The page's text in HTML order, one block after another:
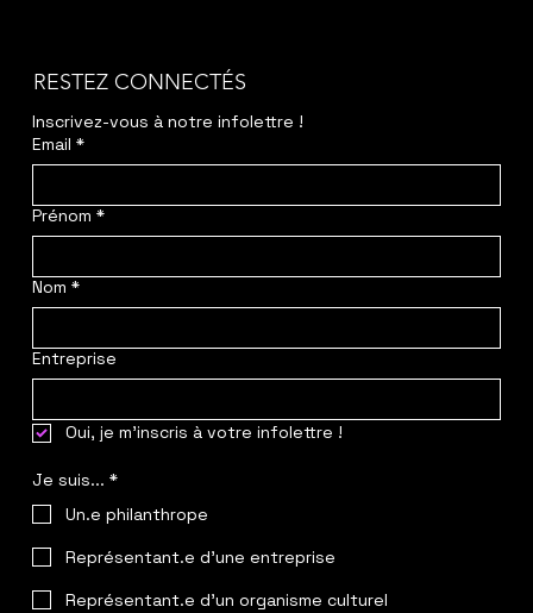
RESTEZ CONNECTÉS
Email *
Prénom *
Nom *
Entreprise
Oui, je m'inscris à votre infolettre !
Je suis... *
Un.e philanthrope
Représentant.e d'une entreprise
Représentant.e d'un organisme culturel